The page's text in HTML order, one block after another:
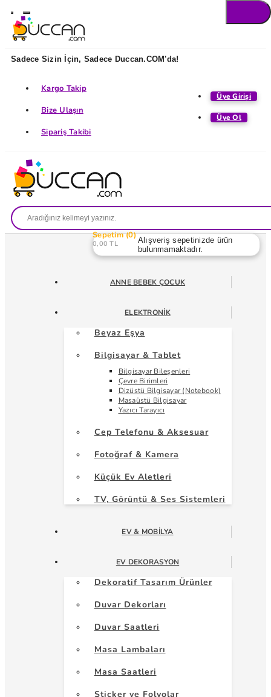
Sadece Sizin İçin, Sadece Duccan.COM'da!
Üye Girişi
Üye Ol
Kargo Takip
Bize Ulaşın
Sipariş Takibi
Sepetim 0
0,00 TL
Alışveriş sepetinizde ürün
bulunmamaktadır.
ANNE BEBEK ÇOCUK
ELEKTRONIK
Beyaz Eşya
Bilgisayar & Tablet
Bilgisayar Bileşenleri
Çevre Birimleri
Dizüstü Bilgisayar (Notebook)
Masaüstü Bilgisayar
Yazıcı Tarayıcı
Cep Telefonu & Aksesuar
Fotoğraf & Kamera
Küçük Ev Aletleri
TV, Görüntü & Ses Sistemleri
EV & MOBILYA
EV DEKORASYON
Dekoratif Tasarım Ürünler
Duvar Dekorları
Duvar Saatleri
Masa Lambaları
Masa Saatleri
Sticker ve Folyolar